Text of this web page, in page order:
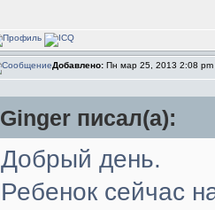
Добавлено: Пн мар 25, 2013 2:08 pm
Ginger писал(а):
Добрый день.
Ребенок сейчас